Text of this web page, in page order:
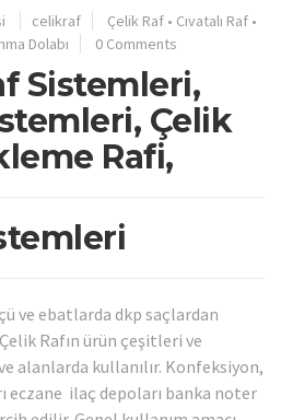
celikraf Çelik Raf • Cıvatalı Raf •
Dolabı 0 Comments
Sistemleri,
Çelik
Rafi,
ve ebatlarda dkp saçlardan
Rafın ürün çeşitleri ve
alanlarda kullanılır. Konfeksiyon,
eczane ilaç depoları banka noter